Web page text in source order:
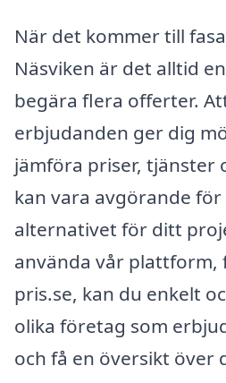
När det kommer till
Näsviken är det alltid
begära flera offerter.
erbjudanden ger dig
jämföra priser, tjänster
kan vara avgörande
alternativet för ditt
använda vår plattform,
pris.se, kan du enkelt
olika företag som
och få en översikt över